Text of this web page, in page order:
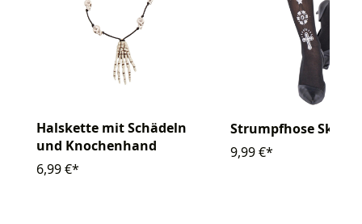
Halskette mit Schädeln
und Knochenhand
6,99 €*
Strumpfhose Skelett
9,99 €*